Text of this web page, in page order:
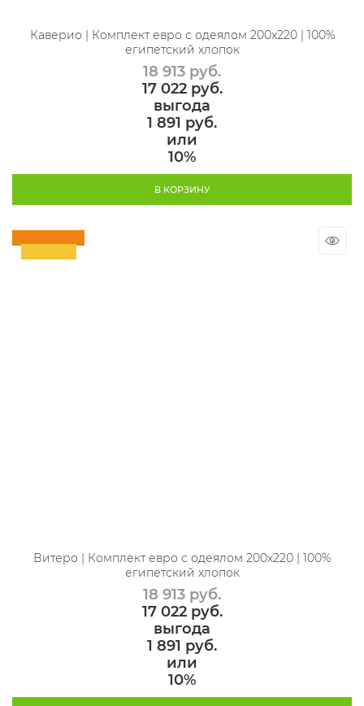
Каверио | Комплект евро с одеялом 200х220 | 100%
египетский хлопок
18 913 руб.
17 022 руб.
выгода
1 891 руб.
или
10%
В КОРЗИНУ
Витеро | Комплект евро с одеялом 200х220 | 100%
египетский хлопок
18 913 руб.
17 022 руб.
выгода
1 891 руб.
или
10%